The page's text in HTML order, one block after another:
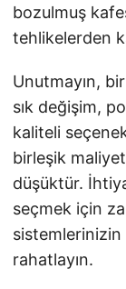
bozulmuş
tehlikelerden
Unutmayın,
sık değişim,
kaliteli
birleşik
düşüktür.
seçmek için
sistemlerinizin
rahatlayın.